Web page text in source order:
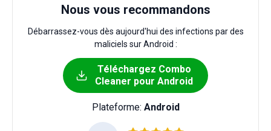
Nous vous recommandons
Débarrassez-vous dès aujourd'hui des infections par des
maliciels sur Android :
Téléchargez Combo
Cleaner pour Android
Plateforme: Android